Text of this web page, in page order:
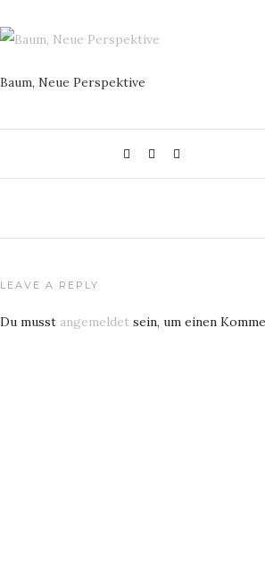
Baum, Neue Perspektive
LEAVE A REPLY
Du musst angemeldet sein, um einen